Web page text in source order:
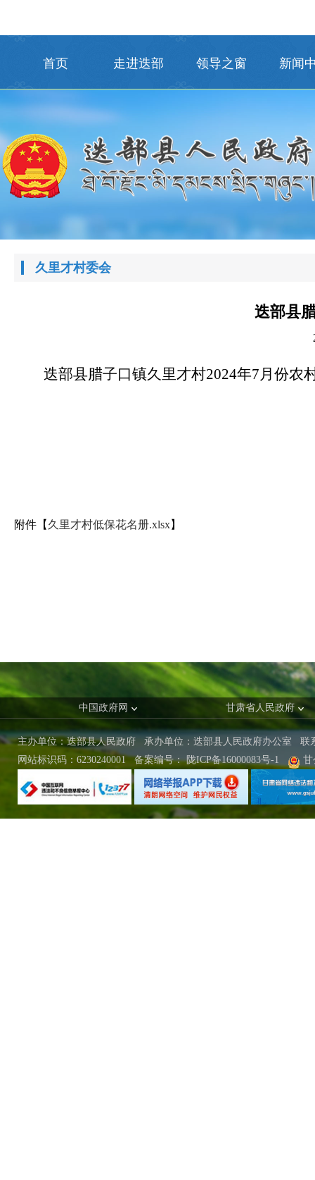
首页 走进迭部 领导之窗 新闻
久里才村委会
迭部县
迭部县腊子口镇久里才村2024年7月份农
附件【 久里才村低保花名册.xlsx】
中国政府网 甘肃省人民政府
主办单位：迭部县人民政府 承办单位：迭部县人民政府办公室 联
网站标识码：6230240001
备案编号： 陇ICP备16000083号-1 甘